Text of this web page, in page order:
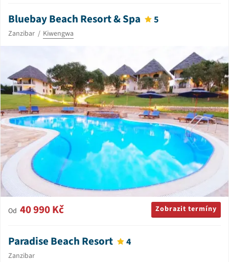
Bluebay Beach Resort & Spa 5
Zanzibar Kiwengwa
Od 40 990 Kč Zobrazit termíny
Paradise Beach Resort 4
Zanzibar